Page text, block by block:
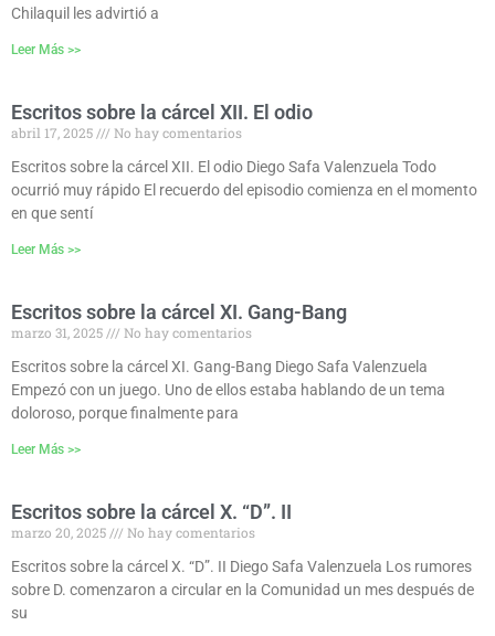
Chilaquil les advirtió a
Leer Más >>
Escritos sobre la cárcel XII. El odio
abril 17, 2025
No hay comentarios
Escritos sobre la cárcel XII. El odio Diego Safa Valenzuela Todo
ocurrió muy rápido El recuerdo del episodio comienza en el momento
en que sentí
Leer Más >>
Escritos sobre la cárcel XI. Gang-Bang
marzo 31, 2025
No hay comentarios
Escritos sobre la cárcel XI. Gang-Bang Diego Safa Valenzuela
Empezó con un juego. Uno de ellos estaba hablando de un tema
doloroso, porque finalmente para
Leer Más >>
Escritos sobre la cárcel X. “D”. II
marzo 20, 2025
No hay comentarios
Escritos sobre la cárcel X. “D”. II Diego Safa Valenzuela Los rumores
sobre D. comenzaron a circular en la Comunidad un mes después de
su